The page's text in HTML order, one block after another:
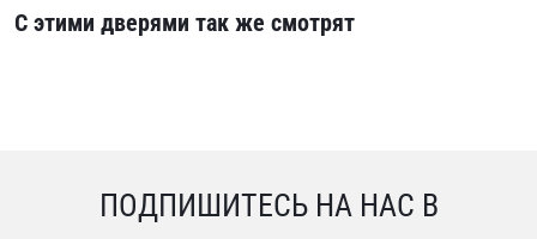
С этими дверями так же смотрят
ПОДПИШИТЕСЬ НА НАС В